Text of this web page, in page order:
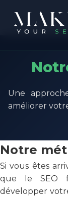
Une
améliorer
Notre
Si vous êtes
que le SEO
développer